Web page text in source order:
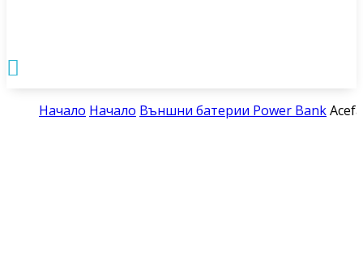

Начало Начало Външни батерии Power Bank